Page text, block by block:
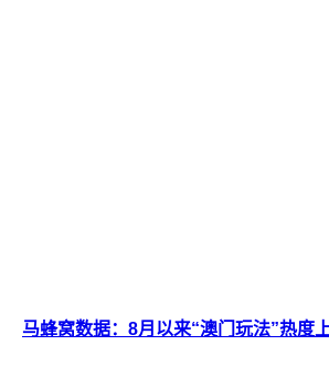
马蜂窝数据：8月以来“澳门玩法”热度